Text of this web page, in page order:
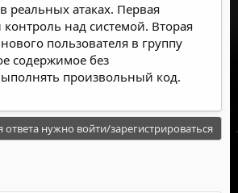
реальных атаках. Первая
над системой. Вторая
пользователя в группу
содержимое без
произвольный код.
ответа нужно войти/зарегистрироваться